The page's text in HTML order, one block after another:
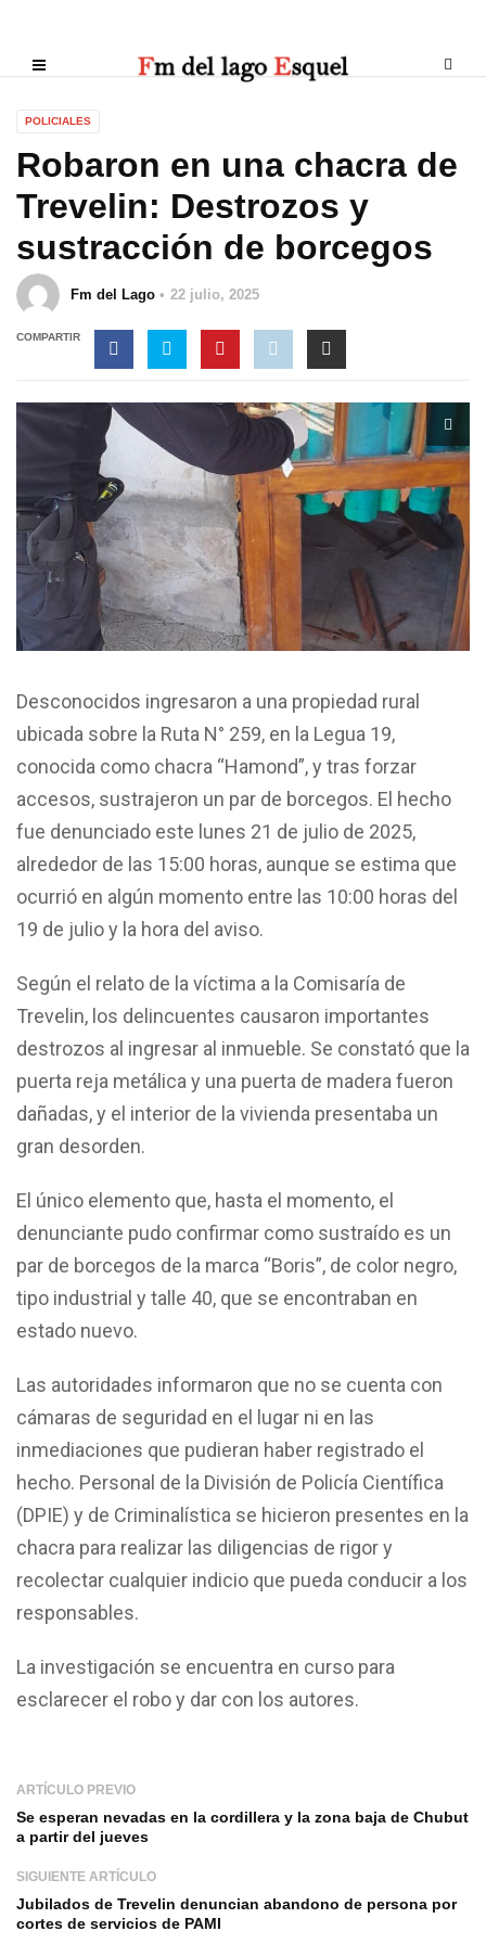
POLICIALES
Robaron en una chacra de
Trevelin: Destrozos y
sustracción de borcegos
Fm del Lago 22 julio, 2025
COMPARTIR
Desconocidos ingresaron a una propiedad rural
ubicada sobre la Ruta N° 259, en la Legua 19,
conocida como chacra “Hamond”, y tras forzar
accesos, sustrajeron un par de borcegos. El hecho
fue denunciado este lunes 21 de julio de 2025,
alrededor de las 15:00 horas, aunque se estima que
ocurrió en algún momento entre las 10:00 horas del
19 de julio y la hora del aviso.
Según el relato de la víctima a la Comisaría de
Trevelin, los delincuentes causaron importantes
destrozos al ingresar al inmueble. Se constató que la
puerta reja metálica y una puerta de madera fueron
dañadas, y el interior de la vivienda presentaba un
gran desorden.
El único elemento que, hasta el momento, el
denunciante pudo confirmar como sustraído es un
par de borcegos de la marca “Boris”, de color negro,
tipo industrial y talle 40, que se encontraban en
estado nuevo.
Las autoridades informaron que no se cuenta con
cámaras de seguridad en el lugar ni en las
inmediaciones que pudieran haber registrado el
hecho. Personal de la División de Policía Científica
(DPIE) y de Criminalística se hicieron presentes en la
chacra para realizar las diligencias de rigor y
recolectar cualquier indicio que pueda conducir a los
responsables.
La investigación se encuentra en curso para
esclarecer el robo y dar con los autores.
ARTÍCULO PREVIO
Se esperan nevadas en la cordillera y la zona baja de Chubut
a partir del jueves
SIGUIENTE ARTÍCULO
Jubilados de Trevelin denuncian abandono de persona por
cortes de servicios de PAMI